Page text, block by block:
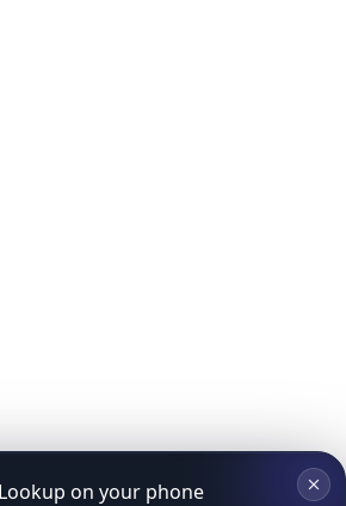
on your phone